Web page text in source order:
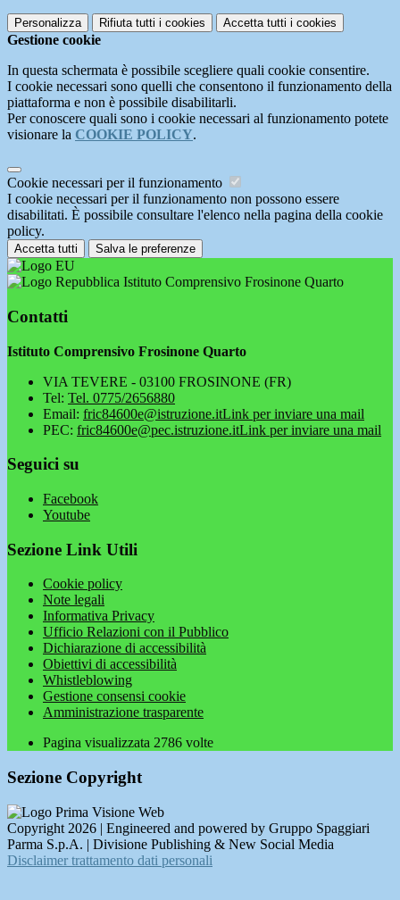
Personalizza Rifiuta tutti i cookies Accetta tutti i cookies
Gestione cookie
In questa schermata è possibile scegliere quali cookie consentire.
I cookie necessari sono quelli che consentono il funzionamento della
piattaforma e non è possibile disabilitarli.
Per conoscere quali sono i cookie necessari al funzionamento potete
visionare la COOKIE POLICY.
Cookie necessari per il funzionamento
I cookie necessari per il funzionamento non possono essere
disabilitati. È possibile consultare l'elenco nella pagina della cookie
policy.
Accetta tutti Salva le preferenze
Istituto Comprensivo Frosinone Quarto
Contatti
Istituto Comprensivo Frosinone Quarto
VIA TEVERE - 03100 FROSINONE (FR)
Tel: Tel. 0775/2656880
Email: fric84600e@istruzione.itLink per inviare una mail
PEC: fric84600e@pec.istruzione.itLink per inviare una mail
Seguici su
Facebook
Youtube
Sezione Link Utili
Cookie policy
Note legali
Informativa Privacy
Ufficio Relazioni con il Pubblico
Dichiarazione di accessibilità
Obiettivi di accessibilità
Whistleblowing
Gestione consensi cookie
Amministrazione trasparente
Pagina visualizzata 2786 volte
Sezione Copyright
Copyright 2026 | Engineered and powered by Gruppo Spaggiari
Parma S.p.A. | Divisione Publishing & New Social Media
Disclaimer trattamento dati personali